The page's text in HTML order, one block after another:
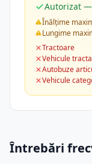
Autorizat
Înălțime
Lungime
Tractoare
Vehicule
Autobuze
Vehicule
Întrebări